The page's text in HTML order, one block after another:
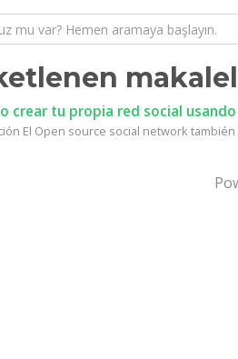
crear tu propia red social usando
El Open source social network